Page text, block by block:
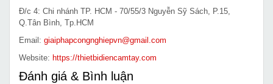
Đ/c 4: Chi nhánh TP. HCM - 70/55/3 Nguyễn Sỹ Sách, P.15,
Q.Tân Bình, Tp.HCM
Email: giaiphapcongnghiepvn@gmail.com
Website: https://thietbidiencamtay.com
Đánh giá & Bình luận